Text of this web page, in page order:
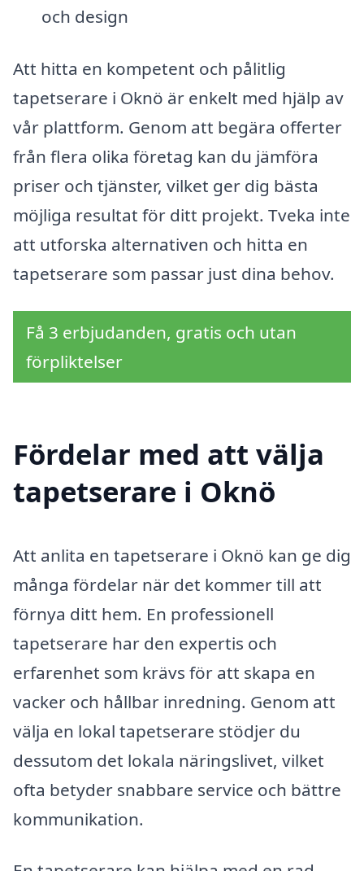
och design
Att hitta en kompetent och pålitlig
tapetserare i Oknö är enkelt med hjälp av
vår plattform. Genom att begära offerter
från flera olika företag kan du jämföra
priser och tjänster, vilket ger dig bästa
möjliga resultat för ditt projekt. Tveka inte
att utforska alternativen och hitta en
tapetserare som passar just dina behov.
Få 3 erbjudanden, gratis och utan
förpliktelser
Fördelar med att välja
tapetserare i Oknö
Att anlita en tapetserare i Oknö kan ge dig
många fördelar när det kommer till att
förnya ditt hem. En professionell
tapetserare har den expertis och
erfarenhet som krävs för att skapa en
vacker och hållbar inredning. Genom att
välja en lokal tapetserare stödjer du
dessutom det lokala näringslivet, vilket
ofta betyder snabbare service och bättre
kommunikation.